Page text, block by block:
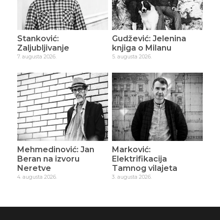
Stanković:
Zaljubljivanje
7. augusta 2026.
Gudžević: Jelenina
knjiga o Milanu
5. augusta 2026.
Mehmedinović: Jan
Beran na izvoru
Neretve
4. augusta 2026.
Marković:
Elektrifikacija
Tamnog vilajeta
3. augusta 2026.